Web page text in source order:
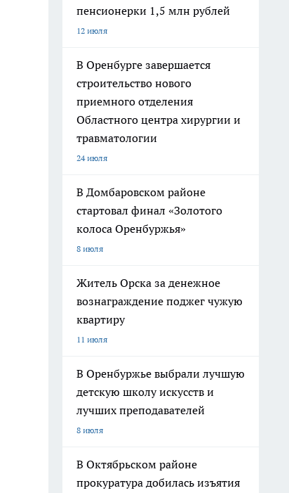
пенсионерки 1,5 млн рублей
12 июля
В Оренбурге завершается
строительство нового
приемного отделения
Областного центра хирургии и
травматологии
24 июля
В Домбаровском районе
стартовал финал «Золотого
колоса Оренбуржья»
8 июля
Житель Орска за денежное
вознаграждение поджег чужую
квартиру
11 июля
В Оренбуржье выбрали лучшую
детскую школу искусств и
лучших преподавателей
8 июля
В Октябрьском районе
прокуратура добилась изъятия